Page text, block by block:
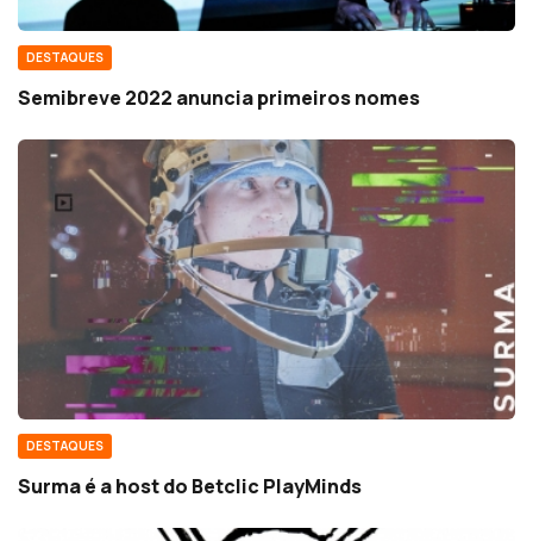
DESTAQUES
Semibreve 2022 anuncia primeiros nomes
DESTAQUES
Surma é a host do Betclic PlayMinds